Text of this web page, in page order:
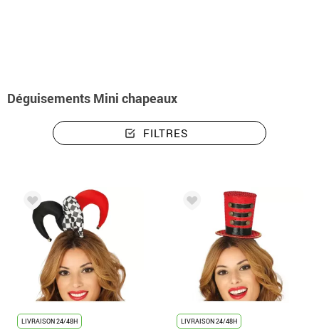
Déguisements Mini chapeaux
FILTRES
LIVRAISON 24/48H
LIVRAISON 24/48H